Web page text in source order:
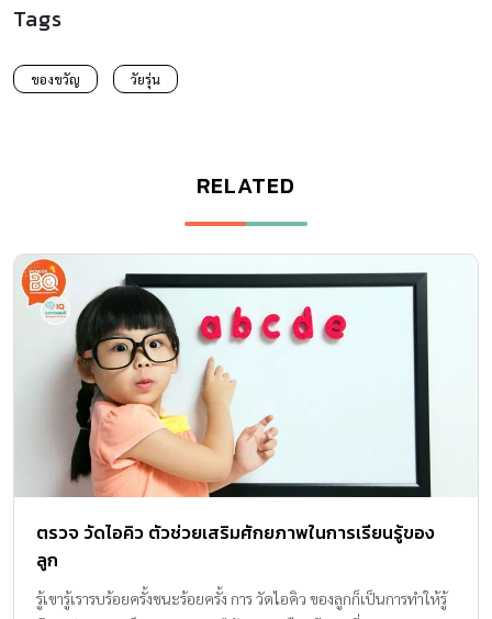
Tags
ของขวัญ วัยรุ่น
RELATED
ตรวจ วัดไอคิว ตัวช่วยเสริมศักยภาพในการเรียนรู้ของ
ลูก
รู้เขารู้เรารบร้อยครั้งชนะร้อยครั้ง การ วัดไอคิว ของลูกก็เป็นการทำให้รู้